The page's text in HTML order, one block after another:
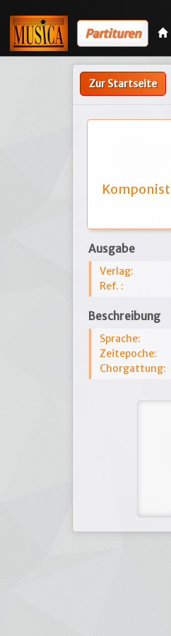
Partituren
Zur Startseite
Ausgabe
Verlag:
Ref. :
Beschreibung
Sprache:
Zeitepoche:
Chorgattung: